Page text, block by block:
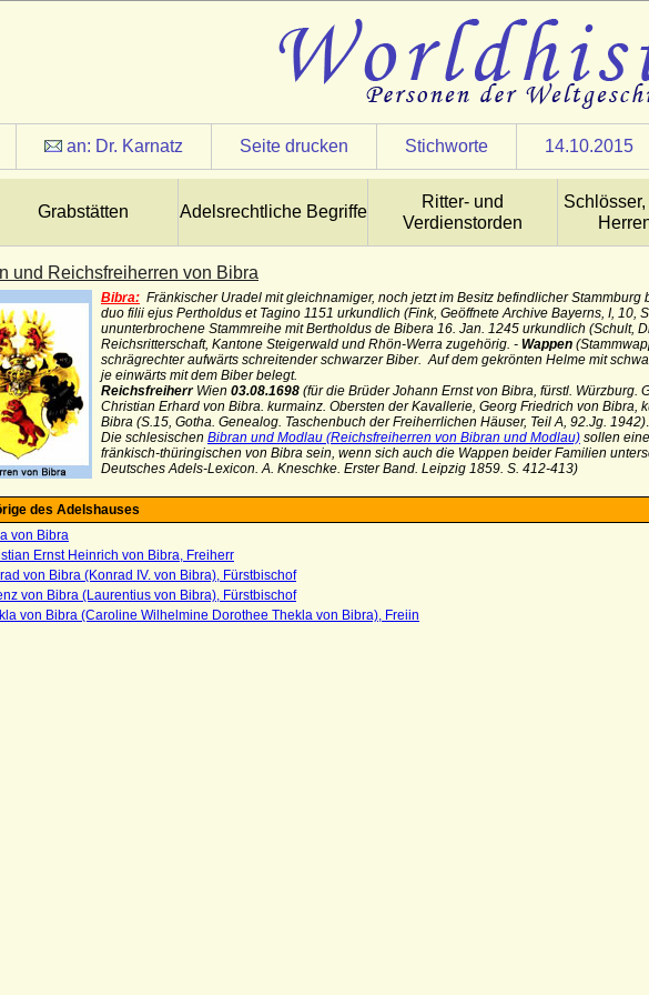
an: Dr. Karnatz Seite drucken Stichworte 14.10.2015
Grabstätten Adelsrechtliche Begriffe
Ritter- und
Verdienstorden
und Reichsfreiherren von Bibra
Bibra: Fränkischer Uradel mit gleichnamiger, noch jetzt im Besitz befindlicher
duo filii ejus Pertholdus et Tagino 1151 urkundlich (Fink, Geöffnete Archive Bayerns, I, 10,
ununterbrochene Stammreihe mit Bertholdus de Bibera 16. Jan. 1245 urkundlich (Schult,
Reichsritterschaft, Kantone Steigerwald und Rhön-Werra zugehörig. - Wappen
schrägrechter aufwärts schreitender schwarzer Biber. Auf dem gekrönten Helme mit
je einwärts mit dem Biber belegt.
Reichsfreiherr Wien 03.08.1698 (für die Brüder Johann Ernst von Bibra, fürstl. Würzburg.
Christian Erhard von Bibra. kurmainz. Obersten der Kavallerie, Georg Friedrich von Bibra,
Bibra (S.15, Gotha. Genealog. Taschenbuch der Freiherrlichen Häuser, Teil A, 92.Jg. 1942).
Die schlesischen Bibran und Modlau (Reichsfreiherren von Bibran und Modlau) sollen
fränkisch-thüringischen von Bibra sein, wenn sich auch die Wappen beider Familien
Deutsches Adels-Lexicon. A. Kneschke. Erster Band. Leipzig 1859. S. 412-413)
des Adelshauses
von Bibra
Ernst Heinrich von Bibra, Freiherr
von Bibra (Konrad IV. von Bibra), Fürstbischof
von Bibra (Laurentius von Bibra), Fürstbischof
von Bibra (Caroline Wilhelmine Dorothee Thekla von Bibra), Freiin